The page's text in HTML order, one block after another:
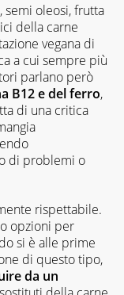
semi oleosi, frutta
della carne
vegana di
a cui sempre più
parlano però
B12 e del ferro,
di una critica
di problemi o
rispettabile.
opzioni per
si è alle prime
di questo tipo,
da un